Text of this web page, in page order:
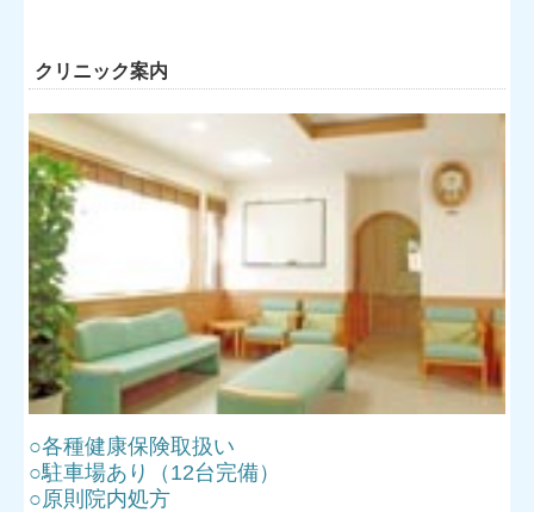
クリニック案内
○各種健康保険取扱い
○駐車場あり（12台完備）
○原則院内処方